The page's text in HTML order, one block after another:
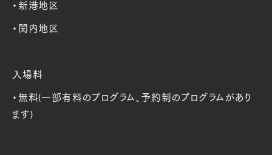
・新港地区
・関内地区
入場料
・無料(一部有料のプログラム、予約制のプログラムがあり
ます)